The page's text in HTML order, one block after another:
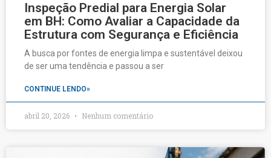
Inspeção Predial para Energia Solar
em BH: Como Avaliar a Capacidade da
Estrutura com Segurança e Eficiência
A busca por fontes de energia limpa e sustentável deixou
de ser uma tendência e passou a ser
CONTINUE LENDO»
abril 20, 2026 Nenhum comentário